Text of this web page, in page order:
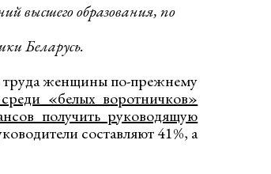
высшего образования, по
Беларусь.
труда женщины по-прежнему
«белых воротничков»
получить руководящую
составляют 41%, а